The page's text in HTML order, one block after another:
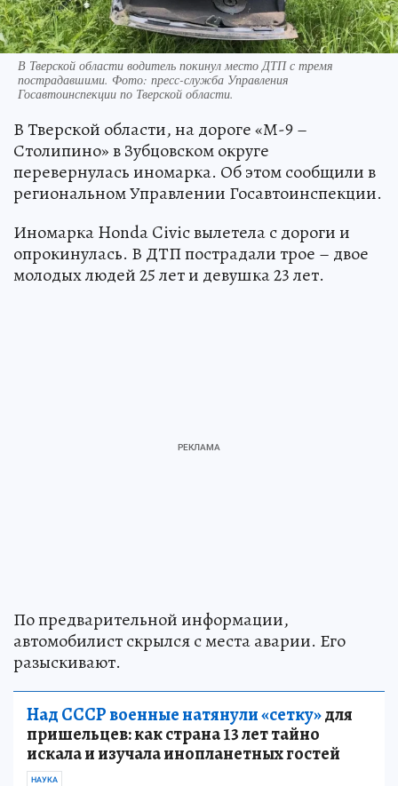
В Тверской области водитель покинул место ДТП с тремя
пострадавшими. Фото: пресс-служба Управления
Госавтоинспекции по Тверской области.
В Тверской области, на дороге «М-9 –
Столипино» в Зубцовском округе
перевернулась иномарка. Об этом сообщили в
региональном Управлении Госавтоинспекции.
Иномарка Honda Civiс вылетела с дороги и
опрокинулась. В ДТП пострадали трое – двое
молодых людей 25 лет и девушка 23 лет.
По предварительной информации,
автомобилист скрылся с места аварии. Его
разыскивают.
Над СССР военные натянули «сетку»для
пришельцев: как страна 13 лет тайно
искала и изучала инопланетных гостей
НАУКА